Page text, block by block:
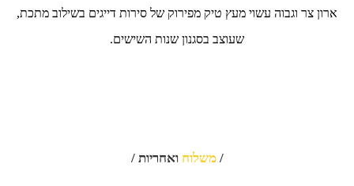
ארון צר וגבוה עשוי מעץ טיק מפירוק של סירות דייגים בשילוב מתכת,
שעוצב בסגנון שנות השישים.
/משלוח ואחריות /